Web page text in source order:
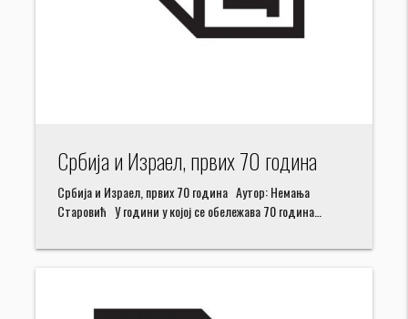
Србија и Израел, првих 70 година
Србија и Израел, првих 70 година Аутор: Немања
Старовић У години у којој се обележава 70 година…